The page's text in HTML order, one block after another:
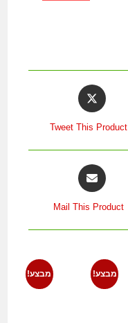
Tweet This Product
Mail This Product
מבצע! מבצע!